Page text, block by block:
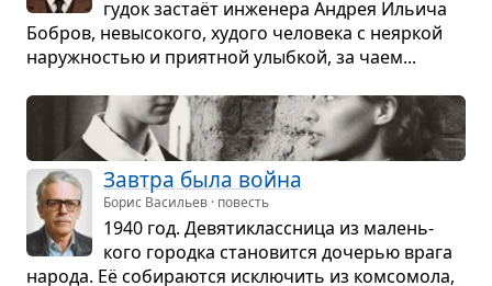
гудок застаёт инже­нера Андрея Ильича
Бобров, невы­со­кого, худого чело­века с неяр­кой
наруж­но­стью и при­ят­ной улыб­кой, за чаем...
Зав­тра была война
Борис Васильев · повесть
1940 год. Девя­ти­класс­ница из малень­
кого городка ста­но­вится доче­рью врага
народа. Её соби­ра­ются исклю­чить из ком­со­мола,